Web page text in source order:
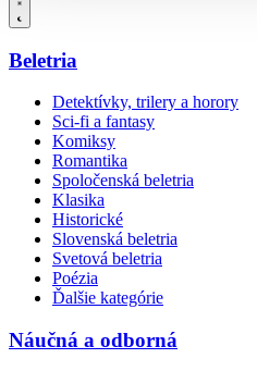
Beletria
Detektívky, trilery a horory
Sci-fi a fantasy
Komiksy
Romantika
Spoločenská beletria
Klasika
Historické
Slovenská beletria
Svetová beletria
Poézia
Ďalšie kategórie
Náučná a odborná